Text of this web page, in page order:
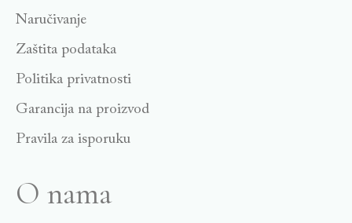
Naručivanje
Zaštita podataka
Politika privatnosti
Garancija na proizvod
Pravila za isporuku
O nama